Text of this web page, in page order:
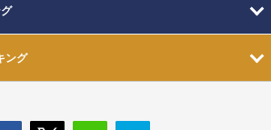
ング